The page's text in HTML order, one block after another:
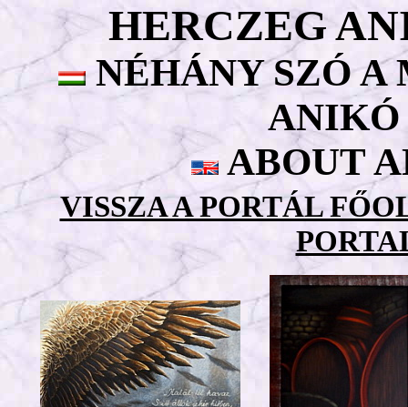
HERCZEG
NÉHÁNY SZÓ A
ANIKÓ
ABOUT
VISSZA A PORTÁL